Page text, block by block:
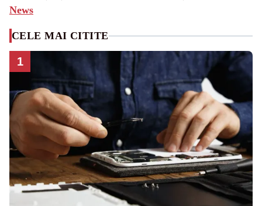
News
CELE MAI CITITE
1